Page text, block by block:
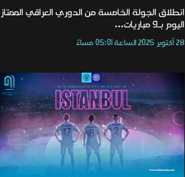
انطلاق الجولة الخامسة من الدوري العراقي الممتاز
اليوم بـ9 مباريات...
28 أكتوبر 2025 الساعة 05:01 مساءً